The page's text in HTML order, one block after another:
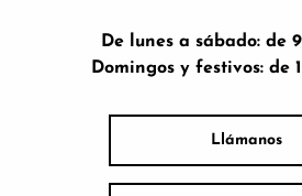
De lunes a sábado: de
Domingos y festivos: de
Llámanos